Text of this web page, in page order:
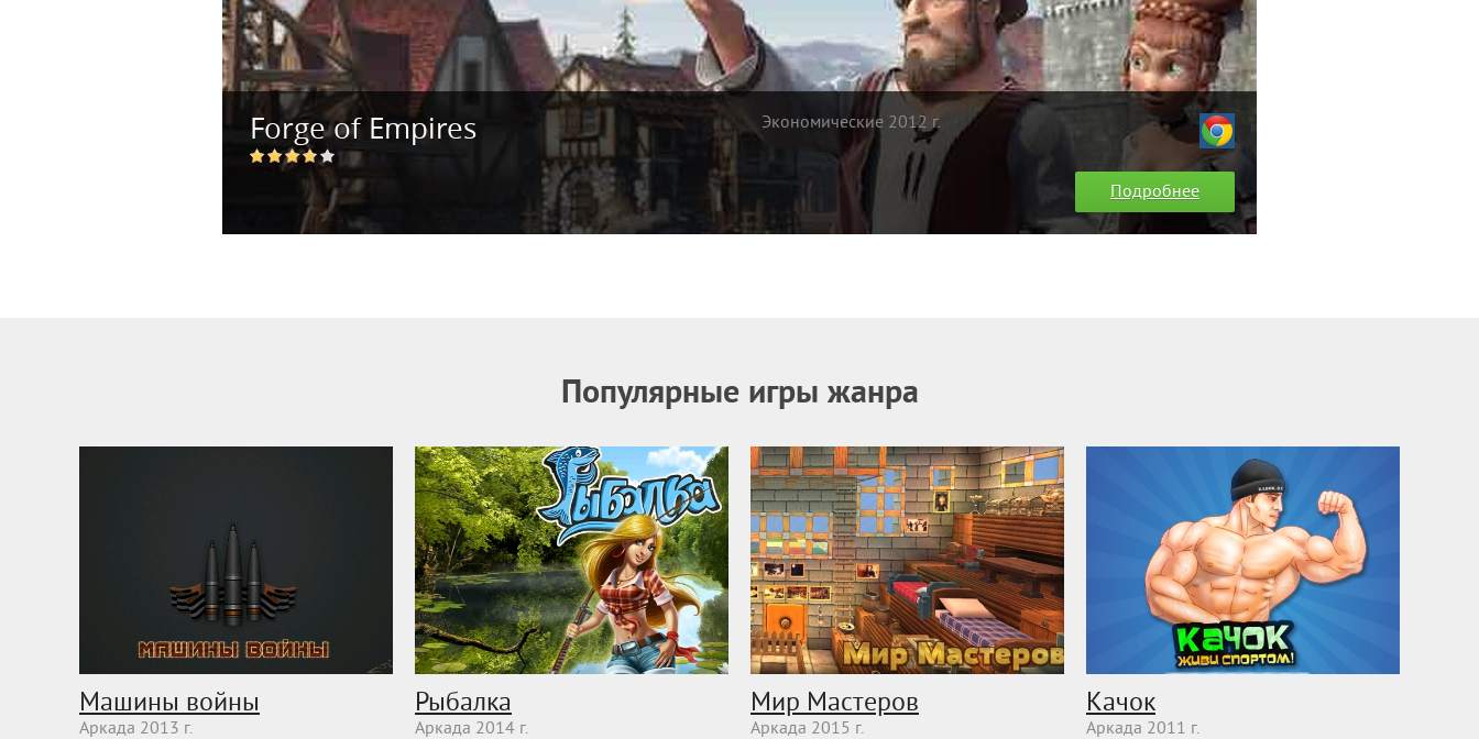
Forge of Empires Экономические 2012 г.
Подробнее
Популярные игры жанра
Машины войны
Аркада 2013 г.
Рыбалка
Аркада 2014 г.
Мир Мастеров
Аркада 2015 г.
Качок
Аркада 2011 г.